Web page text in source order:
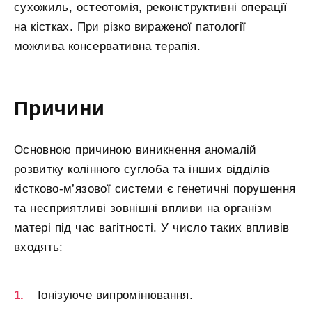
сухожиль, остеотомія, реконструктивні операції
на кістках. При різко вираженої патології
можлива консервативна терапія.
Причини
Основною причиною виникнення аномалій
розвитку колінного суглоба та інших відділів
кістково-м’язової системи є генетичні порушення
та несприятливі зовнішні впливи на організм
матері під час вагітності. У число таких впливів
входять:
Іонізуюче випромінювання.